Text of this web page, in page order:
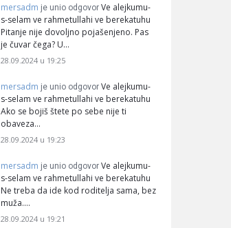
mersadm je unio odgovor Ve alejkumu-
s-selam ve rahmetullahi ve berekatuhu
Pitanje nije dovoljno pojašenjeno. Pas
je čuvar čega? U…
28.09.2024 u 19:25
mersadm je unio odgovor Ve alejkumu-
s-selam ve rahmetullahi ve berekatuhu
Ako se bojiš štete po sebe nije ti
obaveza…
28.09.2024 u 19:23
mersadm je unio odgovor Ve alejkumu-
s-selam ve rahmetullahi ve berekatuhu
Ne treba da ide kod roditelja sama, bez
muža.…
28.09.2024 u 19:21